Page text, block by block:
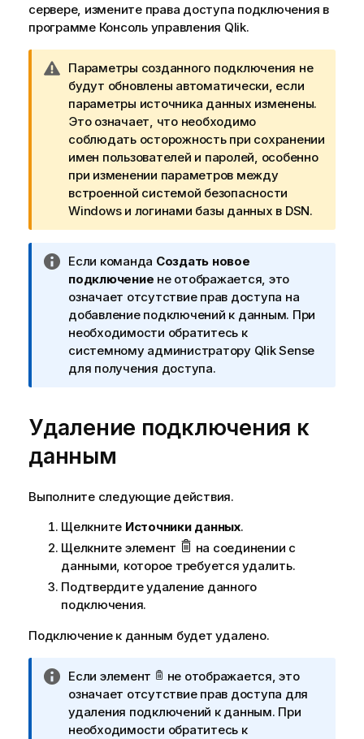
сервере, измените права доступа подключения в
программе Консоль управления Qlik.
П
р
и
м
е
ч
а
н
и
е
п
р
е
д
у
п
р
д
н
ю
Параметры созданного подключения не
будут обновлены автоматически, если
параметры источника данных изменены.
Это означает, что необходимо
соблюдать осторожность при сохранении
имен пользователей и паролей, особенно
при изменении параметров между
встроенной системой безопасности
Windows и логинами базы данных в DSN.
П
р
и
м
е
ч
а
е
к
и
ф
р
м
а
ц
и
Если команда Создать новое
подключение не отображается, это
означает отсутствие прав доступа на
добавление подключений к данным. При
необходимости обратитесь к
системному администратору Qlik Sense
для получения доступа.
Удаление подключения к
данным
Выполните следующие действия.
Щелкните Источники данных.
Щелкните элемент
на соединении с
данными, которое требуется удалить.
Подтвердите удаление данного
подключения.
Подключение к данным будет удалено.
П
р
и
м
Если элемент
не отображается, это
означает отсутствие прав доступа для
удаления подключений к данным. При
необходимости обратитесь к